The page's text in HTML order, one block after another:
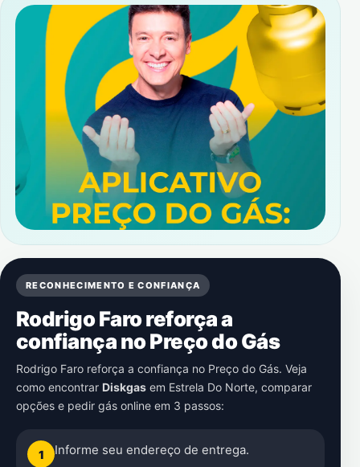
RECONHECIMENTO E CONFIANÇA
Rodrigo Faro reforça a
confiança no Preço do Gás
Rodrigo Faro reforça a confiança no Preço do Gás. Veja
como encontrar Diskgas em Estrela Do Norte, comparar
opções e pedir gás online em 3 passos:
1 Informe seu endereço de entrega.